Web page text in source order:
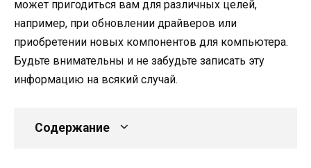
может пригодиться вам для различных целей,
например, при обновлении драйверов или
приобретении новых компонентов для компьютера.
Будьте внимательны и не забудьте записать эту
информацию на всякий случай.
Содержание